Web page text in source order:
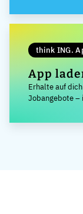
think ING.
App
Erhalte auf
Jobangebote –